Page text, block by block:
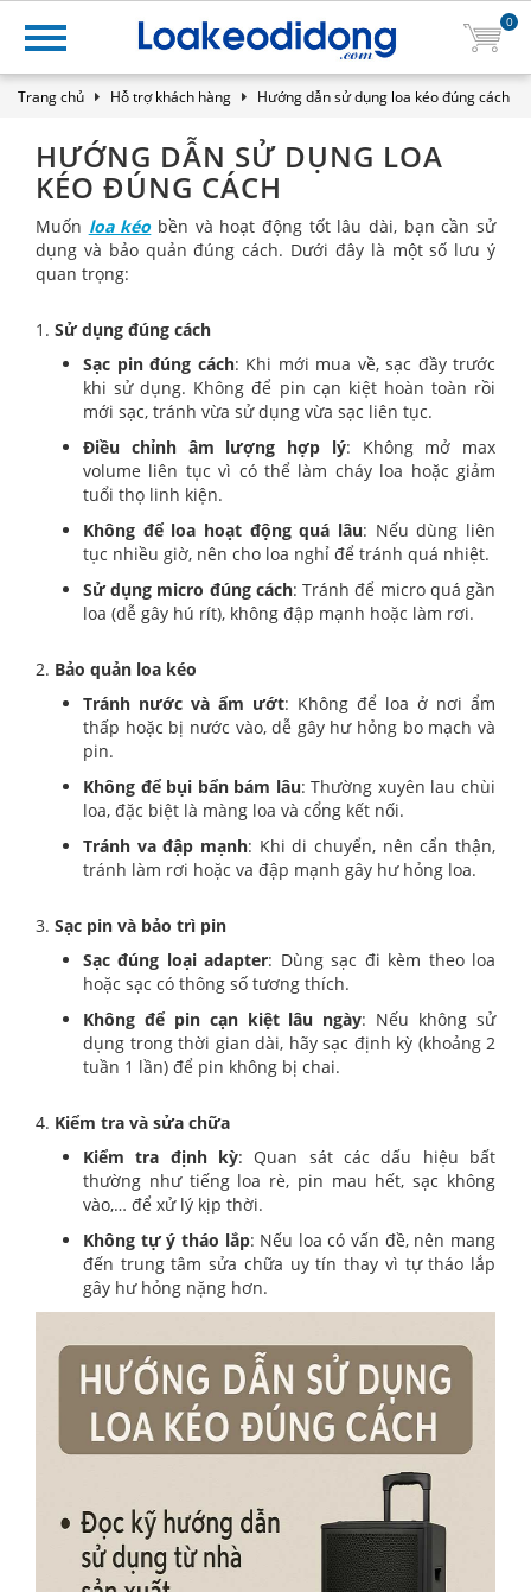
0
Trang chủ Hỗ trợ khách hàng Hướng dẫn sử dụng loa kéo đúng cách
HƯỚNG DẪN SỬ DỤNG LOA
KÉO ĐÚNG CÁCH
Muốn loa kéobền và hoạt động tốt lâu dài, bạn cần sử
dụng và bảo quản đúng cách. Dưới đây là một số lưu ý
quan trọng:
1. Sử dụng đúng cách
Sạc pin đúng cách: Khi mới mua về, sạc đầy trước
khi sử dụng. Không để pin cạn kiệt hoàn toàn rồi
mới sạc, tránh vừa sử dụng vừa sạc liên tục.
Điều chỉnh âm lượng hợp lý: Không mở max
volume liên tục vì có thể làm cháy loa hoặc giảm
tuổi thọ linh kiện.
Không để loa hoạt động quá lâu: Nếu dùng liên
tục nhiều giờ, nên cho loa nghỉ để tránh quá nhiệt.
Sử dụng micro đúng cách: Tránh để micro quá gần
loa (dễ gây hú rít), không đập mạnh hoặc làm rơi.
2. Bảo quản loa kéo
Tránh nước và ẩm ướt: Không để loa ở nơi ẩm
thấp hoặc bị nước vào, dễ gây hư hỏng bo mạch và
pin.
Không để bụi bẩn bám lâu: Thường xuyên lau chùi
loa, đặc biệt là màng loa và cổng kết nối.
Tránh va đập mạnh: Khi di chuyển, nên cẩn thận,
tránh làm rơi hoặc va đập mạnh gây hư hỏng loa.
3. Sạc pin và bảo trì pin
Sạc đúng loại adapter: Dùng sạc đi kèm theo loa
hoặc sạc có thông số tương thích.
Không để pin cạn kiệt lâu ngày: Nếu không sử
dụng trong thời gian dài, hãy sạc định kỳ (khoảng 2
tuần 1 lần) để pin không bị chai.
4. Kiểm tra và sửa chữa
Kiểm tra định kỳ: Quan sát các dấu hiệu bất
thường như tiếng loa rè, pin mau hết, sạc không
vào,… để xử lý kịp thời.
Không tự ý tháo lắp: Nếu loa có vấn đề, nên mang
đến trung tâm sửa chữa uy tín thay vì tự tháo lắp
gây hư hỏng nặng hơn.